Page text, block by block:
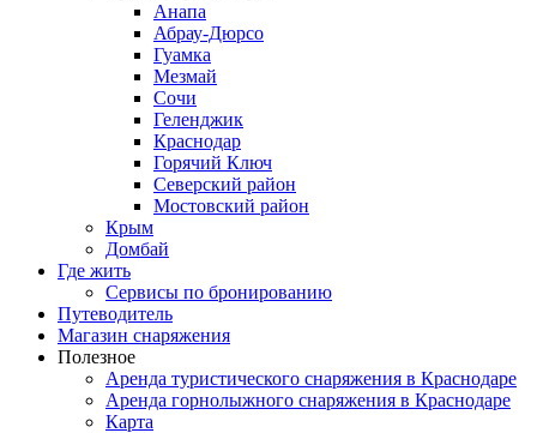
Анапа
Абрау-Дюрсо
Гуамка
Мезмай
Сочи
Геленджик
Краснодар
Горячий Ключ
Северский район
Мостовский район
Крым
Домбай
Где жить
Сервисы по бронированию
Путеводитель
Магазин снаряжения
Полезное
Аренда туристического снаряжения в Краснодаре
Аренда горнолыжного снаряжения в Краснодаре
Карта